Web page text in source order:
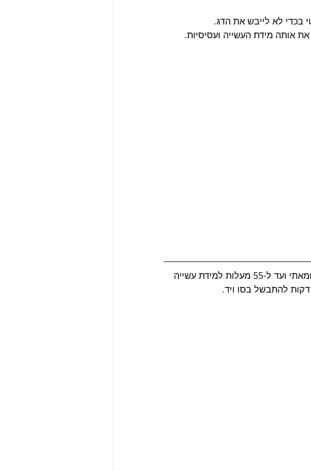
בכדי לא לייבש את הדג.
אותה מידת העשייה ועסיסיות.
טווח הטמפרטורה המומלצת נע בין 46 מעלות למרקם עדין וחמאתי ועד ל-55 מעלות למידת עשייה